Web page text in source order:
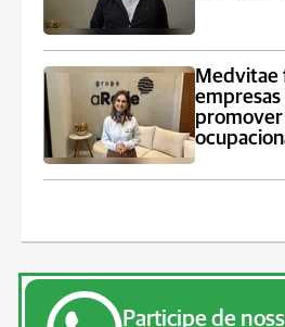
Medvitae
empresas
promover
Participe de